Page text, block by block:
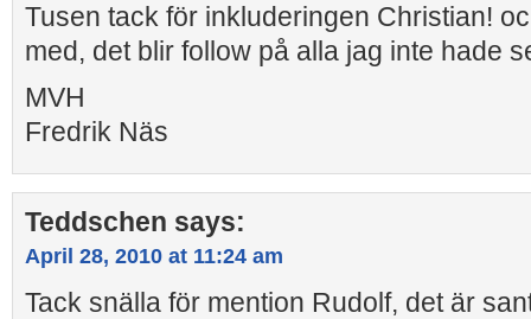
Tusen tack för inkluderingen Christian!
med, det blir follow på alla jag inte hade
MVH
Fredrik Näs
Teddschen says:
April 28, 2010 at 11:24 am
Tack snälla för mention Rudolf, det är